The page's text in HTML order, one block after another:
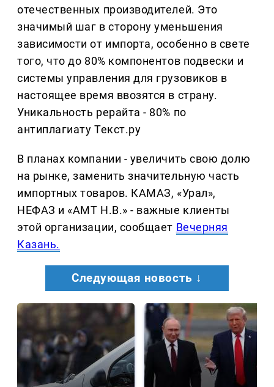
отечественных производителей. Это
значимый шаг в сторону уменьшения
зависимости от импорта, особенно в свете
того, что до 80% компонентов подвески и
системы управления для грузовиков в
настоящее время ввозятся в страну.
Уникальность рерайта - 80% по
антиплагиату Текст.ру
В планах компании - увеличить свою долю
на рынке, заменить значительную часть
импортных товаров. КАМАЗ, «Урал»,
НЕФАЗ и «АМТ Н.В.» - важные клиенты
этой организации, сообщает Вечерняя
Казань.
Следующая новость ↓